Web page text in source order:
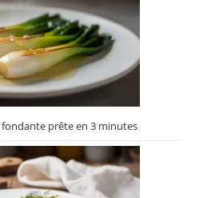
prête en 3 minutes